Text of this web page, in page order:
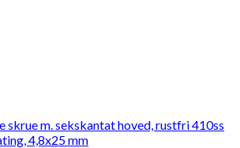
skrue m. sekskantat hoved, rustfri 410ss
4,8x25 mm